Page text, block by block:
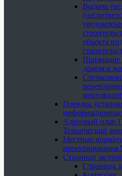
Выдача
объекта
Признание
домом и
Порядок
Адресный план
Технический
Местные
Страница
Страница